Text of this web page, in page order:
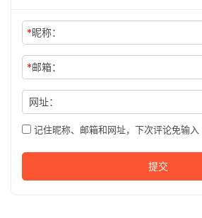
*昵称：
*邮箱：
网址：
记住昵称、邮箱和网址，下次评论免输入
提交